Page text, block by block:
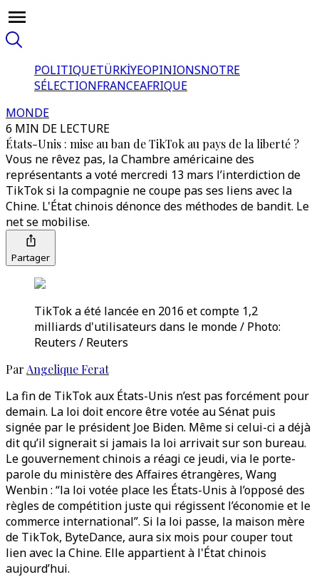
POLITIQUETÜRKİYEOPINIONSNOTRE
SÉLECTIONFRANCEAFRIQUE
MONDE
6 MIN DE LECTURE
États-Unis : mise au ban de TikTok au pays de la liberté ?
Vous ne rêvez pas, la Chambre américaine des
représentants a voté mercredi 13 mars l’interdiction de
TikTok si la compagnie ne coupe pas ses liens avec la
Chine. L'État chinois dénonce des méthodes de bandit. Le
net se mobilise.
Partager
TikTok a été lancée en 2016 et compte 1,2
milliards d'utilisateurs dans le monde / Photo:
Reuters / Reuters
Par Angelique Ferat
La fin de TikTok aux États-Unis n’est pas forcément pour
demain. La loi doit encore être votée au Sénat puis
signée par le président Joe Biden. Même si celui-ci a déjà
dit qu’il signerait si jamais la loi arrivait sur son bureau.
Le gouvernement chinois a réagi ce jeudi, via le porte-
parole du ministère des Affaires étrangères, Wang
Wenbin : “la loi votée place les États-Unis à l’opposé des
règles de compétition juste qui régissent l’économie et le
commerce international”. Si la loi passe, la maison mère
de TikTok, ByteDance, aura six mois pour couper tout
lien avec la Chine. Elle appartient à l'État chinois
aujourd’hui.